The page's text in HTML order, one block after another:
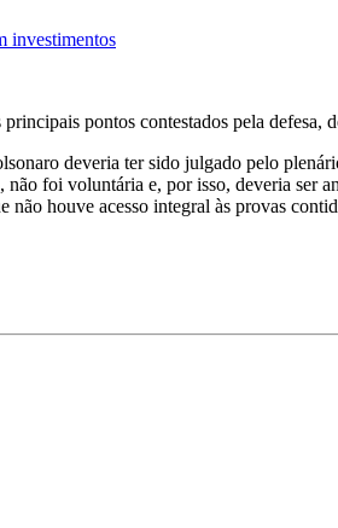
investimentos
pontos contestados pela defesa,
deveria ter sido julgado pelo
foi voluntária e, por isso, deveria ser
não houve acesso integral às provas